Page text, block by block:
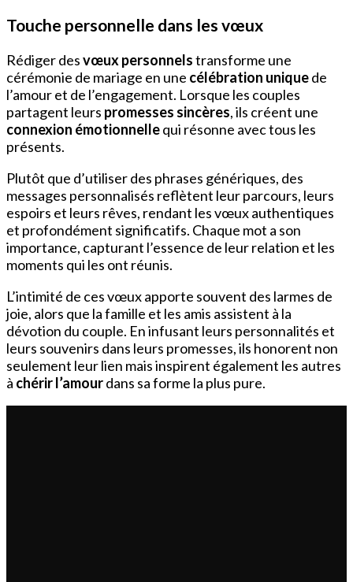
Touche personnelle dans les vœux
Rédiger desvœux personnelstransforme une
cérémonie de mariage en une célébration uniquede
l’amour et de l’engagement. Lorsque les couples
partagent leurs promesses sincères, ils créent une
connexion émotionnellequi résonne avec tous les
présents.
Plutôt que d’utiliser des phrases génériques, des
messages personnalisés reflètent leur parcours, leurs
espoirs et leurs rêves, rendant les vœux authentiques
et profondément significatifs. Chaque mot a son
importance, capturant l’essence de leur relation et les
moments qui les ont réunis.
L’intimité de ces vœux apporte souvent des larmes de
joie, alors que la famille et les amis assistent à la
dévotion du couple. En infusant leurs personnalités et
leurs souvenirs dans leurs promesses, ils honorent non
seulement leur lien mais inspirent également les autres
à chérir l’amourdans sa forme la plus pure.